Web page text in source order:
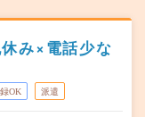
み×電話少な
OK 派遣